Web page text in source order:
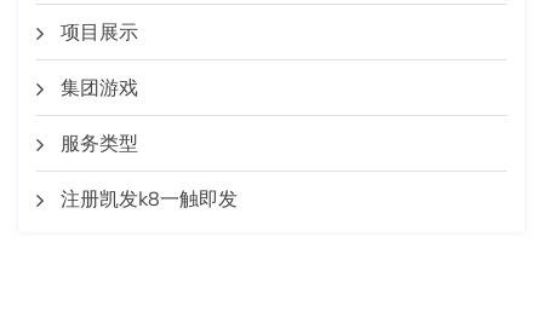
项目展示
集团游戏
服务类型
注册凯发k8一触即发